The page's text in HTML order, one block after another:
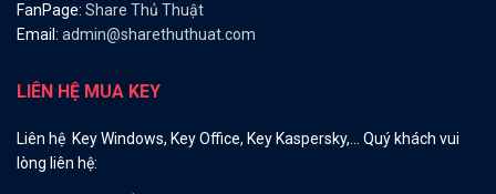
FanPage: Share Thủ Thuật
Email: admin@sharethuthuat.com
LIÊN HỆ MUA KEY
Liên hệ Key Windows, Key Office, Key Kaspersky,… Quý khách vui
lòng liên hệ: